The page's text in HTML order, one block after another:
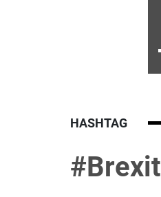
HASHTAG
#Brexit